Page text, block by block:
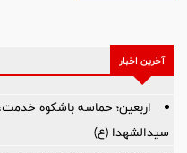
آخرین اخبار
اربعین؛ حماسه باشکوه
سیدالشهدا (ع)